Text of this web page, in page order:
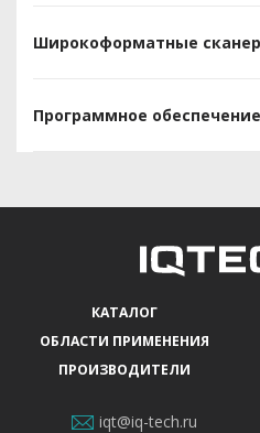
Широкоформатные
Программное
КАТАЛОГ
ОБЛАСТИ ПРИМЕНЕНИЯ
ПРОИЗВОДИТЕЛИ
iqt@iq-tech.ru